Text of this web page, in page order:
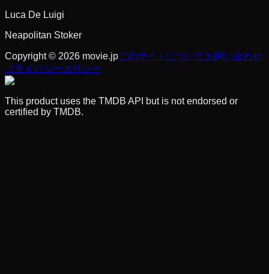
Luca De Luigi
Neapolitan Stoker
Copyright © 2026 movie.jpこのサイトについてお問い合わせ
プライバシーポリシー
This product uses the TMDB API but is not endorsed or
certified by TMDB.